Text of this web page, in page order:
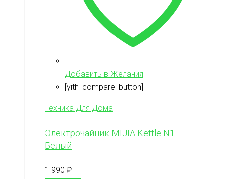
Добавить в Желания
[yith_compare_button]
Техника Для Дома
Электрочайник MIJIA Kettle N1
Белый
1 990 ₽